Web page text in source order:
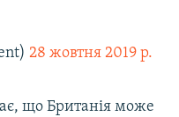
28 жовтня 2019 р.
що Британія може